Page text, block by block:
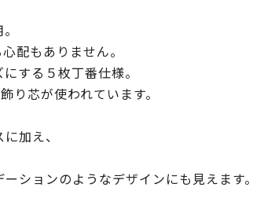
配もありません。
する５枚丁番仕様。
芯が使われています。
加え、
ションのようなデザインにも見えます。